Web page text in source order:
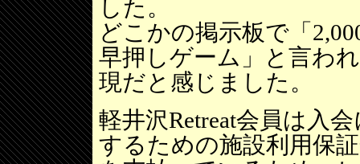
した。
どこかの掲示板で「
早押しゲーム」と言わ
現だと感じました。
軽井沢Retreat会員は入
するための施設利用保